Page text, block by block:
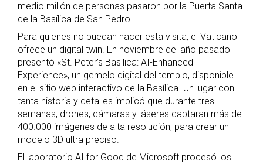
medio millón de personas pasaron por la Puerta Santa
de la Basílica de San Pedro.
Para quienes no puedan hacer esta visita, el Vaticano
ofrece un digital twin. En noviembre del año pasado
presentó «St. Peter’s Basilica: AI-Enhanced
Experience», un gemelo digital del templo, disponible
en el sitio web interactivo de la Basílica. Un lugar con
tanta historia y detalles implicó que durante tres
semanas, drones, cámaras y láseres captaran más de
400.000 imágenes de alta resolución, para crear un
modelo 3D ultra preciso.
El laboratorio AI for Good de Microsoft procesó los